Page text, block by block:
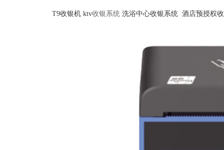
T9收银机 ktv收银系统 洗浴中心收银系统 酒店预授权